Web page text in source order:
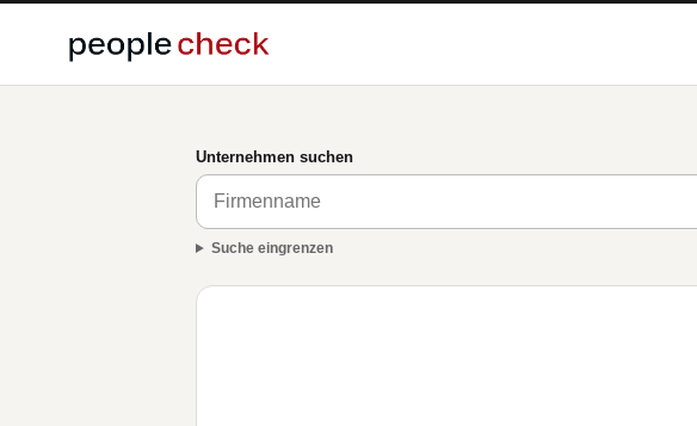
Unternehmen suchen
Suche eingrenzen